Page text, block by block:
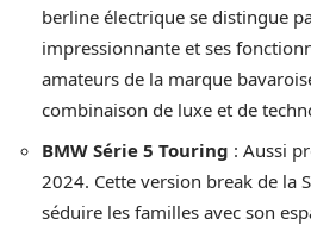
berline électrique se distingue
impressionnante et ses
amateurs de la marque
combinaison de luxe et de
BMW Série 5 Touring : Aussi
2024. Cette version break de la
séduire les familles avec son